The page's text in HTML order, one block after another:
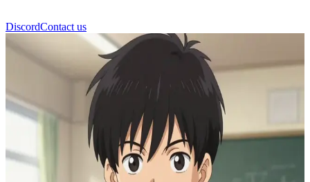
DiscordContact us